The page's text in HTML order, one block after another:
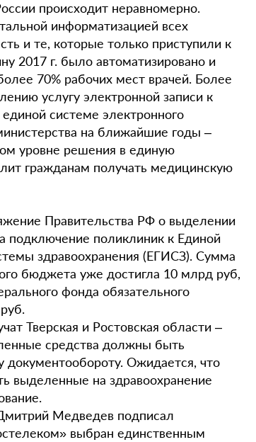
происходит неравномерно.
информатизацией всех
и те, которые только приступили к
2017 г. было автоматизировано и
70% рабочих мест врачей. Более
услугу электронной записи к
системе электронного
на ближайшие годы –
уровне решения в единую
гражданам получать медицинскую
Правительства РФ о выделении
подключение поликлиник к Единой
здравоохранения (ЕГИСЗ). Сумма
бюджета уже достигла 10 млрд руб,
фонда обязательного
Тверская и Ростовская области –
средства должны быть
документообороту. Ожидается, что
выделенные на здравоохранение
Медведев подписал
выбран единственным